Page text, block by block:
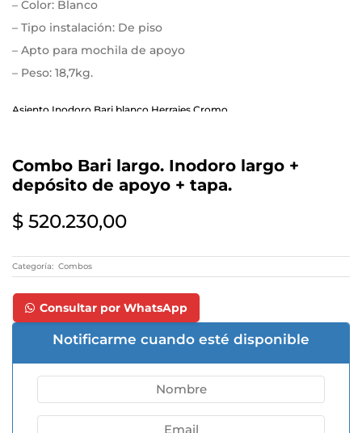
– Color: Blanco
– Tipo instalación: De piso
– Apto para mochila de apoyo
– Peso: 18,7kg.
Asiento Inodoro Bari blanco Herrajes Cromo
– Color: Blanco
– Herrajes: Metal
– Altura x Ancho x Profundidad: 37,5cm x 43cm x 18,5cm
– Material: Porcelana sanitaria
– Color: blanco
– Capacidad en volumen: 6lts.
– Tipo de descarga: Doble. Este sistema permite ahorrar agua
pudiendo realizar en función de la necesidad una descarga parcial y
una descarga total del volúmen de la mochila. El sistema de
accionamiento está diseñado de modo tal que la tecla pequeña
descargue 6 litros y la tecla grande 6 litros y son de accionamiento
Combo Bari largo. Inodoro largo +
depósito de apoyo + tapa.
$ 520.230,00
Categoría: Combos
Consultar por WhatsApp
Notificarme cuando esté disponible